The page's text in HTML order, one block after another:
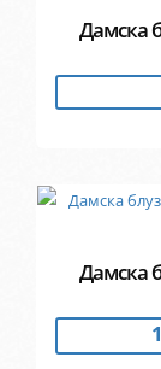
Дамска
Дамска